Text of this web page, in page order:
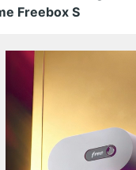
Freebox S